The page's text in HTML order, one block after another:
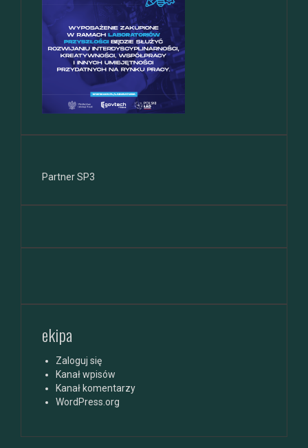
Partner SP3
ekipa
Zaloguj się
Kanał wpisów
Kanał komentarzy
WordPress.org